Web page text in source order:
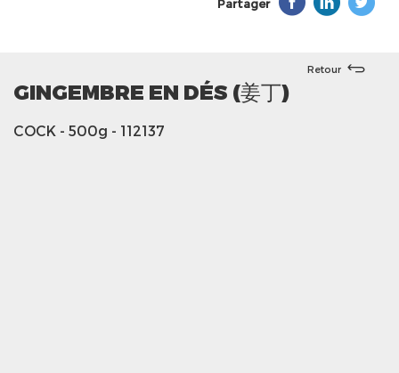
Partager
Retour
GINGEMBRE EN DÉS (姜丁)
COCK - 500g - 112137